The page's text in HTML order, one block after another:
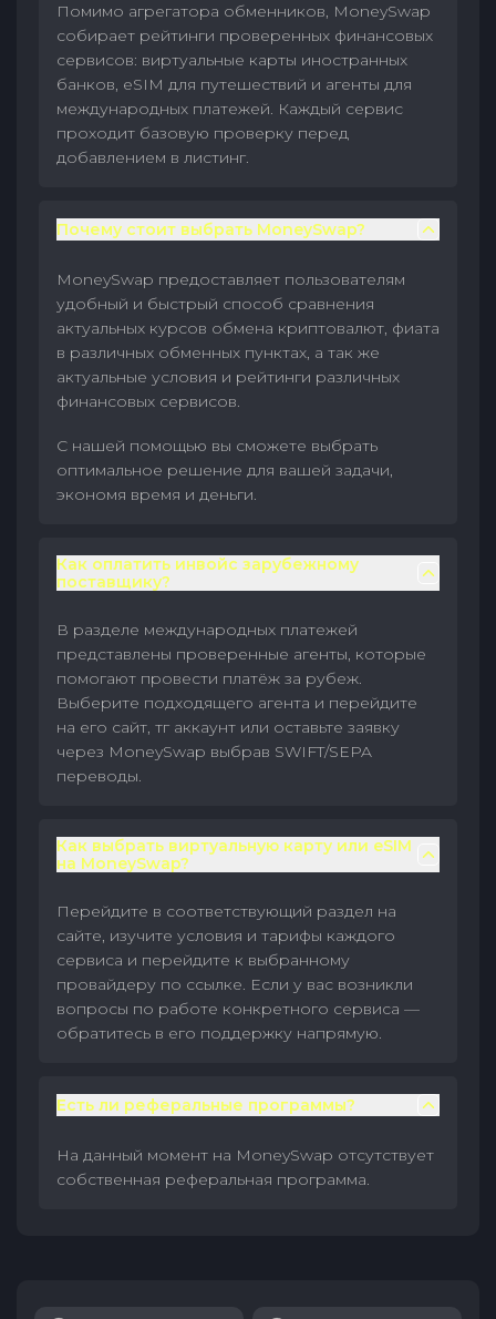
Помимо агрегатора обменников, MoneySwap
собирает рейтинги проверенных финансовых
сервисов: виртуальные карты иностранных
банков, eSIM для путешествий и агенты для
международных платежей. Каждый сервис
проходит базовую проверку перед
добавлением в листинг.
Почему стоит выбрать MoneySwap?
MoneySwap предоставляет пользователям
удобный и быстрый способ сравнения
актуальных курсов обмена криптовалют, фиата
в различных обменных пунктах, а так же
актуальные условия и рейтинги различных
финансовых сервисов.
С нашей помощью вы сможете выбрать
оптимальное решение для вашей задачи,
экономя время и деньги.
Как оплатить инвойс зарубежному
поставщику?
В разделе международных платежей
представлены проверенные агенты, которые
помогают провести платёж за рубеж.
Выберите подходящего агента и перейдите
на его сайт, тг аккаунт или оставьте заявку
через MoneySwap выбрав SWIFT/SEPA
переводы.
Как выбрать виртуальную карту или eSIM
на MoneySwap?
Перейдите в соответствующий раздел на
сайте, изучите условия и тарифы каждого
сервиса и перейдите к выбранному
провайдеру по ссылке. Если у вас возникли
вопросы по работе конкретного сервиса —
обратитесь в его поддержку напрямую.
Есть ли реферальные программы?
На данный момент на MoneySwap отсутствует
собственная реферальная программа.